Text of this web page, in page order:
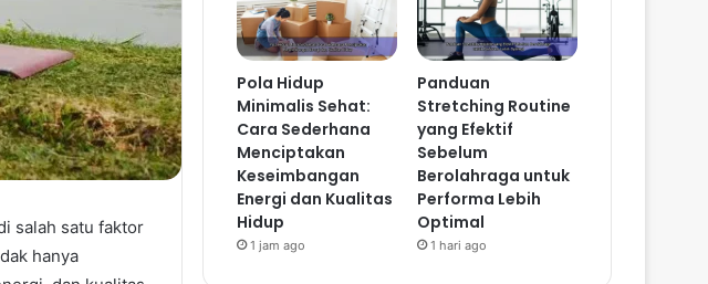
salah satu faktor
hanya
Pola Hidup
Minimalis Sehat:
Cara Sederhana
Menciptakan
Keseimbangan
Energi dan Kualitas
Hidup
1 jam ago
Panduan
Stretching Routine
yang Efektif
Sebelum
Berolahraga untuk
Performa Lebih
Optimal
1 hari ago